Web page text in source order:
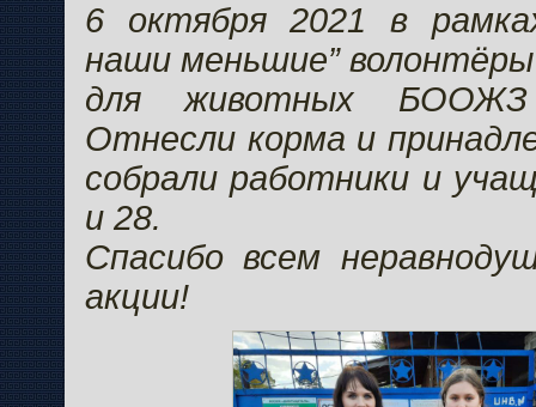
6 октября 2021 в
наши меньшие”
для животных БООЖЗ
Отнесли корма и
собрали работники и
и 28.
Спасибо всем
акции!